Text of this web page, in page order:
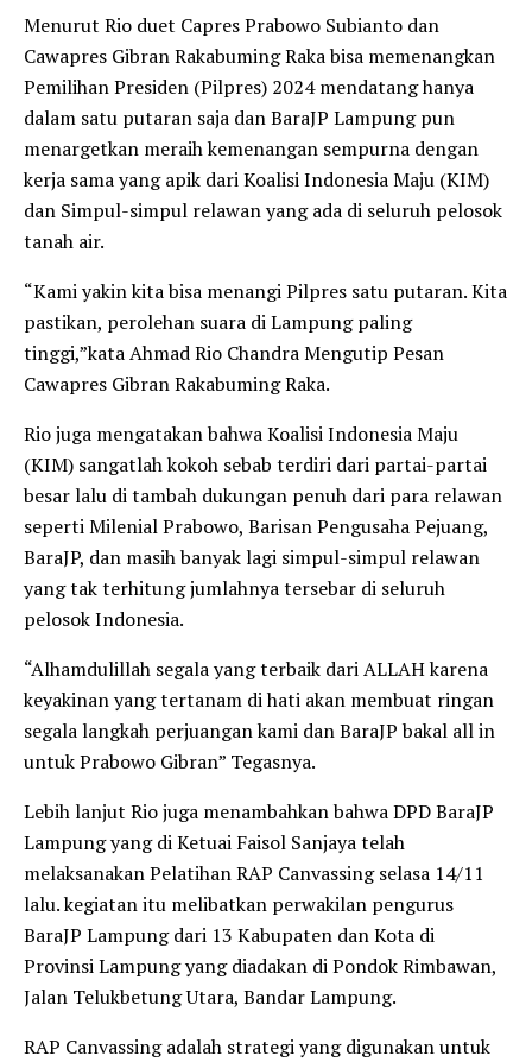
Menurut Rio duet Capres Prabowo Subianto dan
Cawapres Gibran Rakabuming Raka bisa memenangkan
Pemilihan Presiden (Pilpres) 2024 mendatang hanya
dalam satu putaran saja dan BaraJP Lampung pun
menargetkan meraih kemenangan sempurna dengan
kerja sama yang apik dari Koalisi Indonesia Maju (KIM)
dan Simpul-simpul relawan yang ada di seluruh pelosok
tanah air.
“Kami yakin kita bisa menangi Pilpres satu putaran. Kita
pastikan, perolehan suara di Lampung paling
tinggi,”kata Ahmad Rio Chandra Mengutip Pesan
Cawapres Gibran Rakabuming Raka.
Rio juga mengatakan bahwa Koalisi Indonesia Maju
(KIM) sangatlah kokoh sebab terdiri dari partai-partai
besar lalu di tambah dukungan penuh dari para relawan
seperti Milenial Prabowo, Barisan Pengusaha Pejuang,
BaraJP, dan masih banyak lagi simpul-simpul relawan
yang tak terhitung jumlahnya tersebar di seluruh
pelosok Indonesia.
“Alhamdulillah segala yang terbaik dari ALLAH karena
keyakinan yang tertanam di hati akan membuat ringan
segala langkah perjuangan kami dan BaraJP bakal all in
untuk Prabowo Gibran” Tegasnya.
Lebih lanjut Rio juga menambahkan bahwa DPD BaraJP
Lampung yang di Ketuai Faisol Sanjaya telah
melaksanakan Pelatihan RAP Canvassing selasa 14/11
lalu. kegiatan itu melibatkan perwakilan pengurus
BaraJP Lampung dari 13 Kabupaten dan Kota di
Provinsi Lampung yang diadakan di Pondok Rimbawan,
Jalan Telukbetung Utara, Bandar Lampung.
RAP Canvassing adalah strategi yang digunakan untuk